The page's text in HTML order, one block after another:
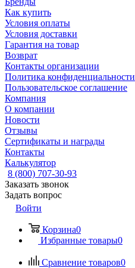
Как купить
Условия оплаты
Условия доставки
Гарантия на товар
Возврат
Контакты организации
Политика конфиденциальности
Пользовательское соглашение
Компания
О компании
Новости
Отзывы
Сертификаты и награды
Контакты
Калькулятор
8 (800) 707-30-93
Заказать звонок
Задать вопрос
Войти
Корзина0
Избранные товары0
Сравнение товаров0